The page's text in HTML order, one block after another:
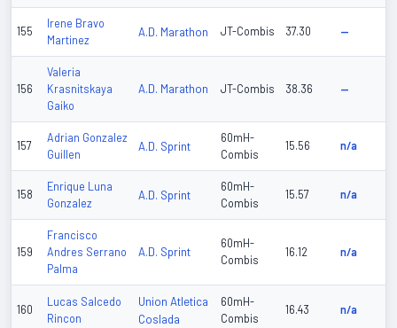
155
Irene Bravo
Martinez
A.D. Marathon JT-Combis 37.30 —
156
Valeria
Krasnitskaya
Gaiko
A.D. Marathon JT-Combis 38.36 —
157
Adrian Gonzalez
Guillen
A.D. Sprint
60mH-
Combis
15.56 n/a
158
Enrique Luna
Gonzalez
A.D. Sprint
60mH-
Combis
15.57 n/a
159
Francisco
Andres Serrano
Palma
A.D. Sprint
60mH-
Combis
16.12 n/a
160
Lucas Salcedo
Rincon
Union Atletica
Coslada
60mH-
Combis
16.43 n/a